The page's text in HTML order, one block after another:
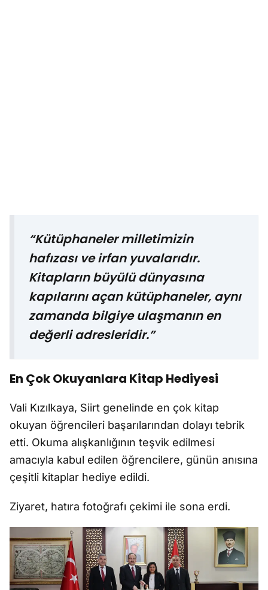
“Kütüphaneler milletimizin
hafızası ve irfan yuvalarıdır.
Kitapların büyülü dünyasına
kapılarını açan kütüphaneler, aynı
zamanda bilgiye ulaşmanın en
değerli adresleridir.”
En Çok Okuyanlara Kitap Hediyesi
Vali Kızılkaya, Siirt genelinde en çok kitap
okuyan öğrencileri başarılarından dolayı tebrik
etti. Okuma alışkanlığının teşvik edilmesi
amacıyla kabul edilen öğrencilere, günün anısına
çeşitli kitaplar hediye edildi.
Ziyaret, hatıra fotoğrafı çekimi ile sona erdi.